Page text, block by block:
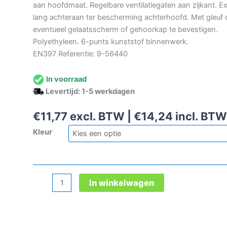
aan hoofdmaat. Regelbare ventilatiegaten aan zijkant.
lang achteraan ter bescherming achterhoofd. Met gleuf
eventueel gelaatsscherm of gehoorkap te bevestigen.
Polyethyleen. 6-punts kunststof binnenwerk.
EN397 Referentie: 9-56440
In voorraad
Levertijd: 1-5 werkdagen
€11,77 excl. BTW | €14,24 incl. BTW
Kleur
Taliaplast
Océanic
aantal
In winkelwagen